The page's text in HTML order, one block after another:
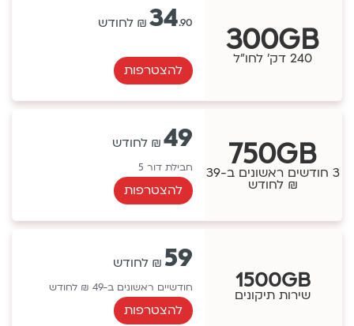
300GB
240 דק' לחו"ל
34.90
להצטרפות
750GB 3 חודשים ראשונים ב-39
₪ לחודש
49
חבילת דור 5
להצטרפות
1500GB
שירות תיקונים
59
חודשיים ראשונים ב-49 ₪ לחודש
להצטרפות